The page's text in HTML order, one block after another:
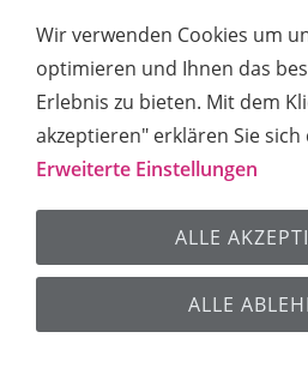
Impressum Kontakt
© 2026 Ganzheitliche
Wir verwenden Cookies um
optimieren und Ihnen das
Erlebnis zu bieten. Mit dem
akzeptieren" erklären Sie
Erweiterte Einstellungen
ALLE
ALLE